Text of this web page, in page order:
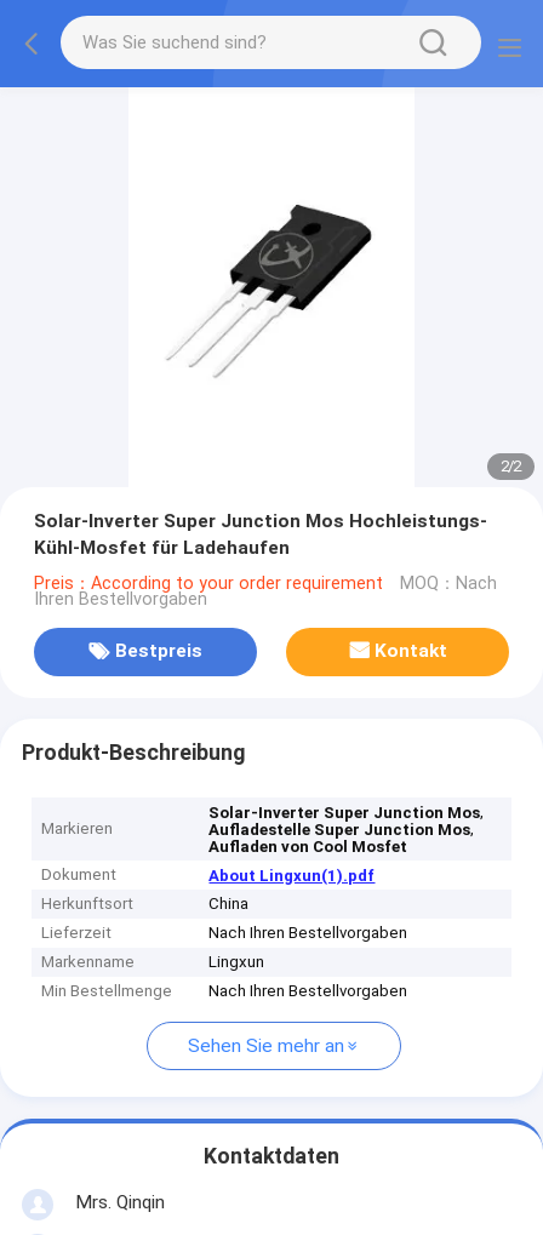
2/2
Solar-Inverter Super Junction Mos Hochleistungs-
Kühl-Mosfet für Ladehaufen
Preis：According to your order requirement MOQ：Nach
Ihren Bestellvorgaben
Bestpreis Kontakt
Produkt-Beschreibung
Markieren
Solar-Inverter Super Junction Mos,
Aufladestelle Super Junction Mos,
Aufladen von Cool Mosfet
Dokument
About Lingxun(1).pdf
Herkunftsort
China
Lieferzeit
Nach Ihren Bestellvorgaben
Markenname
Lingxun
Min Bestellmenge
Nach Ihren Bestellvorgaben
Sehen Sie mehr an
Kontaktdaten
Mrs. Qinqin